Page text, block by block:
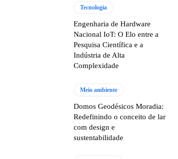
Tecnologia
Engenharia de Hardware
Nacional IoT: O Elo entre a
Pesquisa Científica e a
Indústria de Alta
Complexidade
Meio ambiente
Domos Geodésicos Moradia:
Redefinindo o conceito de lar
com design e
sustentabilidade